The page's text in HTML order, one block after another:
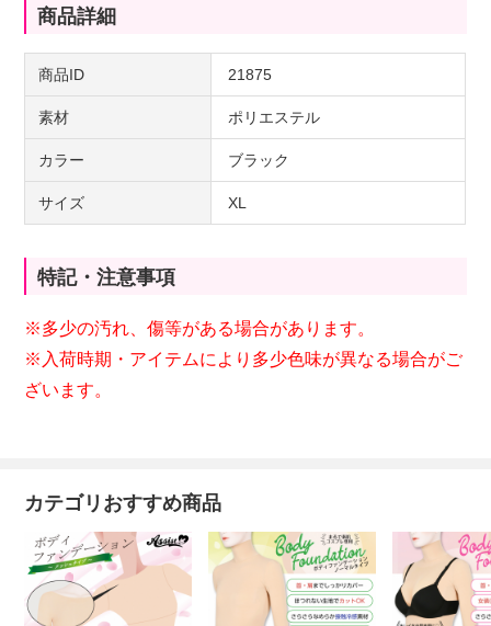
商品詳細
商品ID 21875
素材 ポリエステル
カラー ブラック
サイズ XL
特記・注意事項
※多少の汚れ、傷等がある場合があります。
※入荷時期・アイテムにより多少色味が異なる場合がご
ざいます。
カテゴリおすすめ商品